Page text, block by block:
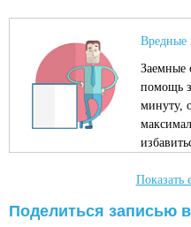
Вредные
Заемные
помощь
минуту,
Показать
Поделиться записью